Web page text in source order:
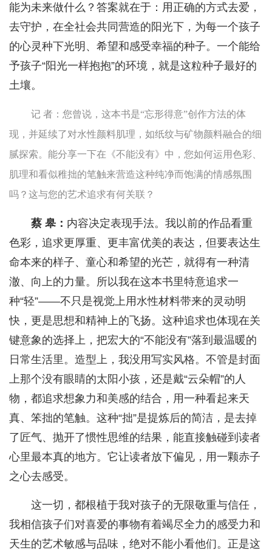
能为未来做什么？答案就在于：用正确的方式去爱，
去守护，在全社会共同营造的阳光下，为每一个孩子
的心灵种下光明、希望和感受幸福的种子。一个能给
予孩子“阳光一样抱抱”的环境，就是这粒种子最好的
土壤。
记 者：您曾说，这本书是“忘形得意”创作方法的体
现，并延续了对水性颜料肌理，如纸纹与矿物颜料融合的细
腻探索。能分享一下在《不能没有》中，您如何运用色彩、
肌理和看似稚拙的笔触来营造这种纯净而饱满的情感氛围
吗？这与您的艺术追求有何关联？
蔡 皋： 内容决定表现手法。我以前的作品看重
色彩，追求更厚重、更丰富优美的表达，但要表达生
命本来的样子、童心和希望的光芒，就得有一种清
澈、向上的力量。所以我在这本书里特意追求一
种“轻”——不只是视觉上用水性材料带来的灵动明
快，更是思想和精神上的飞扬。这种追求也体现在关
键意象的选择上，把宏大的“不能没有”落到最温暖的
日常生活里。造型上，我没用写实风格。不管是封面
上那个没有眼睛的太阳小孩，还是戴“云朵帽”的人
物，都追求想象力和美感的结合，用一种看起来天
真、笨拙的笔触。这种“拙”是提炼后的简洁，是去掉
了匠气、抛开了惯性思维的结果，能直接触碰到读者
心里最本真的地方。它让读者放下偏见，用一颗赤子
之心去感受。
这一切，都根植于我对孩子的无限敬重与信任，
我相信孩子们对喜爱的事物有着竭尽全力的感受力和
天生的艺术敏感与品味，绝对不能小看他们。正是这